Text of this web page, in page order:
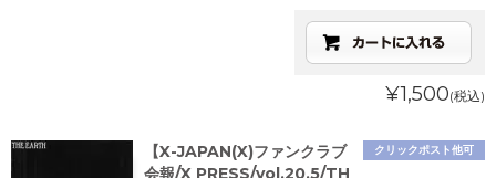
¥1,500(税込)
クリックポスト他可
【X-JAPAN(X)ファンクラブ
会報/X PRESS/vol.20.5/TH